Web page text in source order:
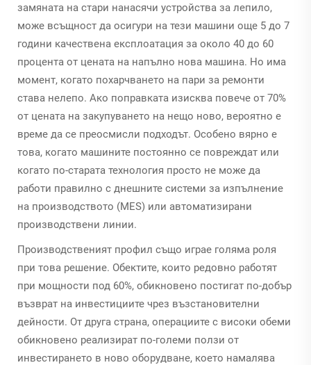
замяната на стари нанасячи устройства за лепило,
може всъщност да осигури на тези машини още 5 до 7
години качествена експлоатация за около 40 до 60
процента от цената на напълно нова машина. Но има
момент, когато похарчването на пари за ремонти
става нелепо. Ако поправката изисква повече от 70%
от цената на закупуването на нещо ново, вероятно е
време да се преосмисли подходът. Особено вярно е
това, когато машините постоянно се повреждат или
когато по-старата технология просто не може да
работи правилно с днешните системи за изпълнение
на производството (MES) или автоматизирани
производствени линии.
Производственият профил също играе голяма роля
при това решение. Обектите, които редовно работят
при мощности под 60%, обикновено постигат по-добър
възврат на инвестициите чрез възстановителни
дейности. От друга страна, операциите с високи обеми
обикновено реализират по-големи ползи от
инвестирането в ново оборудване, което намалява